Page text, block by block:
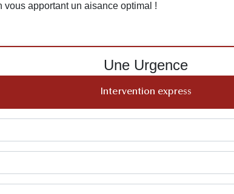
vous apportant un aisance optimal !
Une Urgence
Intervention express